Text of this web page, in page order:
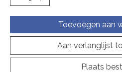
Toevoegen aan
Aan verlanglijst
Plaats